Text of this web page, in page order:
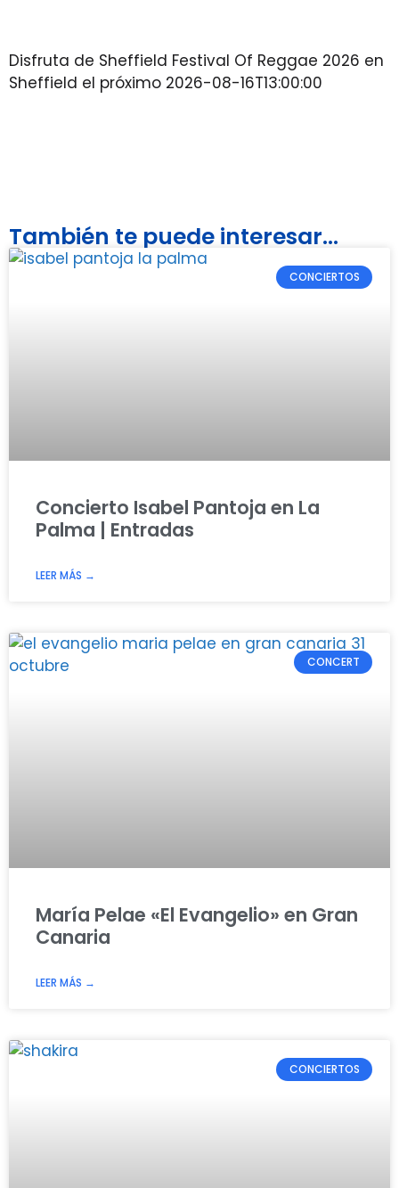
Disfruta de Sheffield Festival Of Reggae 2026 en
Sheffield el próximo 2026-08-16T13:00:00
También te puede interesar...
CONCIERTOS
Concierto Isabel Pantoja en La
Palma | Entradas
LEER MÁS →
CONCERT
María Pelae «El Evangelio» en Gran
Canaria
LEER MÁS →
CONCIERTOS